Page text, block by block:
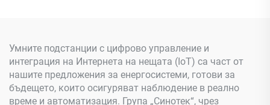
Умните подстанции с цифрово управление и
интеграция на Интернета на нещата (IoT) са част от
нашите предложения за енергосистеми, готови за
бъдещето, които осигуряват наблюдение в реално
време и автоматизация. Група „Синотек“, чрез